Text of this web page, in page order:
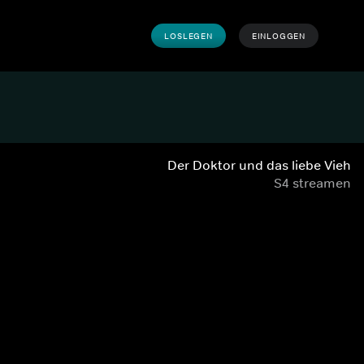
LOSLEGEN EINLOGGEN
Der Doktor und das liebe Vieh
S4 streamen